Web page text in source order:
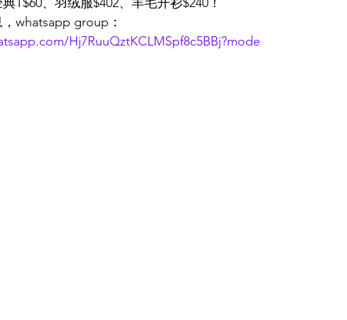
whatsapp group：
Hj7RuuQztKCLMSpf8c5BBj?mode